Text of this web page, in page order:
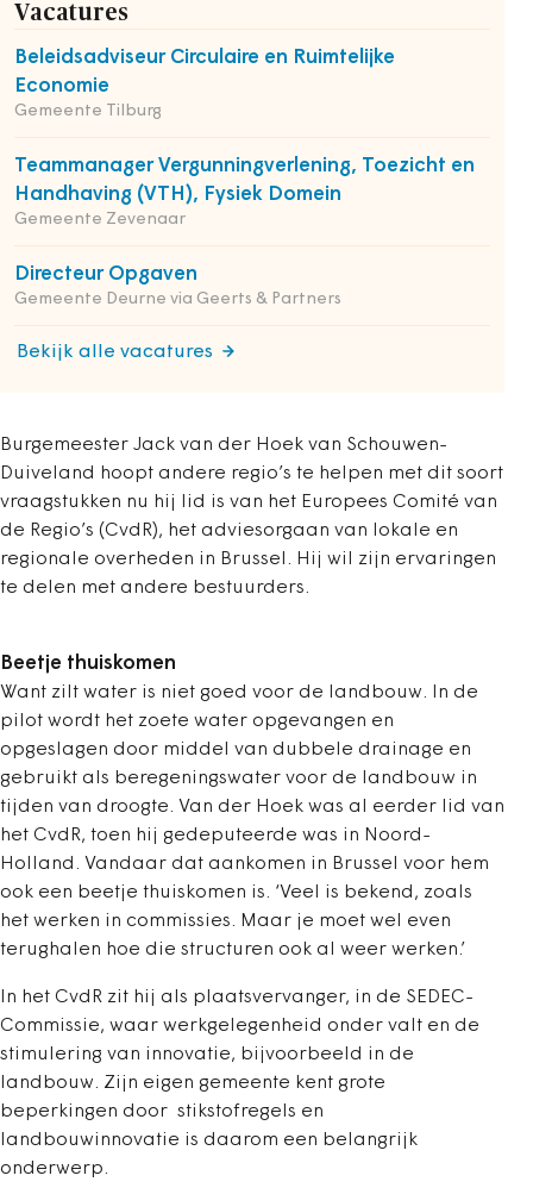
Vacatures
Beleidsadviseur Circulaire en Ruimtelijke
Economie
Gemeente Tilburg
Teammanager Vergunningverlening, Toezicht en
Handhaving (VTH), Fysiek Domein
Gemeente Zevenaar
Directeur Opgaven
Gemeente Deurne via Geerts & Partners
Bekijk alle vacatures
Burgemeester Jack van der Hoek van Schouwen-
Duiveland hoopt andere regio’s te helpen met dit soort
vraagstukken nu hij lid is van het Europees Comité van
de Regio’s (CvdR), het adviesorgaan van lokale en
regionale overheden in Brussel. Hij wil zijn ervaringen
te delen met andere bestuurders.
Beetje thuiskomen
Want zilt water is niet goed voor de landbouw. In de
pilot wordt het zoete water opgevangen en
opgeslagen door middel van dubbele drainage en
gebruikt als beregeningswater voor de landbouw in
tijden van droogte. Van der Hoek was al eerder lid van
het CvdR, toen hij gedeputeerde was in Noord-
Holland. Vandaar dat aankomen in Brussel voor hem
ook een beetje thuiskomen is. ‘Veel is bekend, zoals
het werken in commissies. Maar je moet wel even
terughalen hoe die structuren ook al weer werken.’
In het CvdR zit hij als plaatsvervanger, in de SEDEC-
Commissie, waar werkgelegenheid onder valt en de
stimulering van innovatie, bijvoorbeeld in de
landbouw. Zijn eigen gemeente kent grote
beperkingen door stikstofregels en
landbouwinnovatie is daarom een belangrijk
onderwerp.